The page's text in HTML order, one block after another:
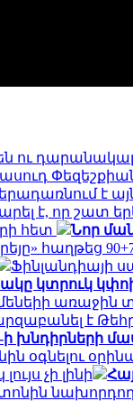
են ու
է
է, որ շատ
հետ
Նոր
հաղթեց
Ֆինլանդիայի
կտրուկ
առաջին
է
խնդիրների
օգնելու
չի լինի